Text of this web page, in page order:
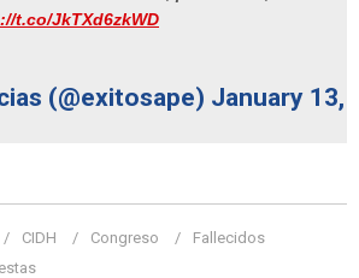
t.co/JkTXd6zkWD
(@exitosape) January 13,
CIDH Congreso
Fallecidos